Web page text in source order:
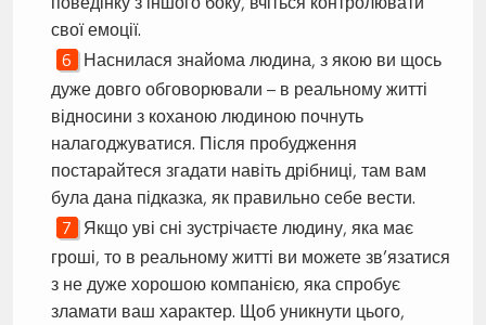
свої емоції.
Наснилася знайома людина, з якою ви щось
дуже довго обговорювали – в реальному житті
відносини з коханою людиною почнуть
налагоджуватися. Після пробудження
постарайтеся згадати навіть дрібниці, там вам
була дана підказка, як правильно себе вести.
Якщо уві сні зустрічаєте людину, яка має
гроші, то в реальному житті ви можете зв’язатися
з не дуже хорошою компанією, яка спробує
зламати ваш характер. Щоб уникнути цього,